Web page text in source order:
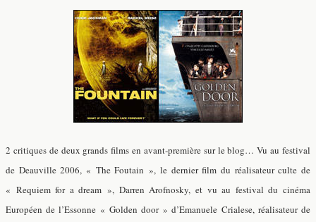
2 critiques de deux grands films en avant-première sur le blog… Vu au festival
de Deauville 2006, « The Foutain », le dernier film du réalisateur culte de
« Requiem for a dream », Darren Arofnosky, et vu au festival du cinéma
Européen de l’Essonne « Golden door » d’Emanuele Crialese, réalisateur de